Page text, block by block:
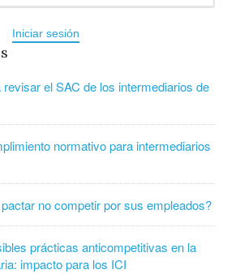
Iniciar sesión
el SAC de los intermediarios de
normativo para intermediarios
no competir por sus empleados?
prácticas anticompetitivas en la
impacto para los ICI